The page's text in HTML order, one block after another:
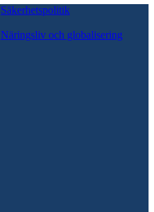
Säkerhetspolitik
Näringsliv och globalisering